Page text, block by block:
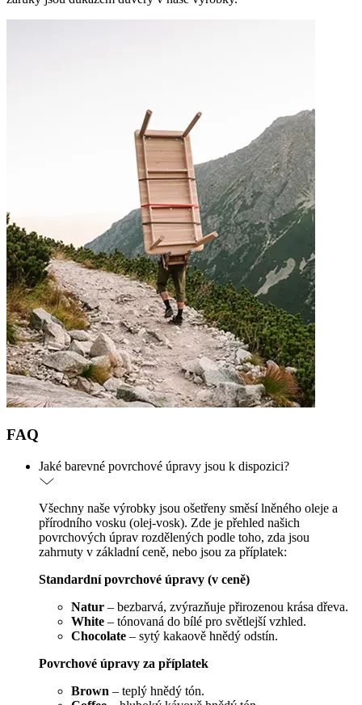
FAQ
Jaké barevné povrchové úpravy jsou k dispozici?
Všechny naše výrobky jsou ošetřeny směsí lněného oleje a
přírodního vosku (olej-vosk). Zde je přehled našich
povrchových úprav rozdělených podle toho, zda jsou
zahrnuty v základní ceně, nebo jsou za příplatek:
Standardní povrchové úpravy (v ceně)
Natur – bezbarvá, zvýrazňuje přirozenou krása dřeva.
White – tónovaná do bílé pro světlejší vzhled.
Chocolate – sytý kakaově hnědý odstín.
Povrchové úpravy za příplatek
Brown – teplý hnědý tón.